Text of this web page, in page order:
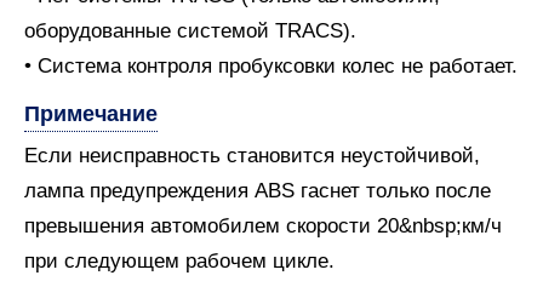
оборудованные системой TRACS).
• Система контроля пробуксовки колес не работает.
Примечание
Если неисправность становится неустойчивой,
лампа предупреждения ABS гаснет только после
превышения автомобилем скорости 20&nbsp;км/ч
при следующем рабочем цикле.